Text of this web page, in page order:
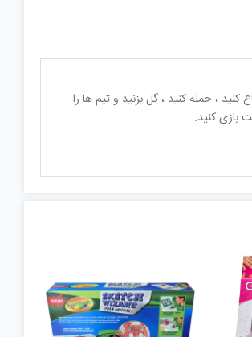
، حمله کنید ، گل بزنید و تیم ها را
بازی کنید.